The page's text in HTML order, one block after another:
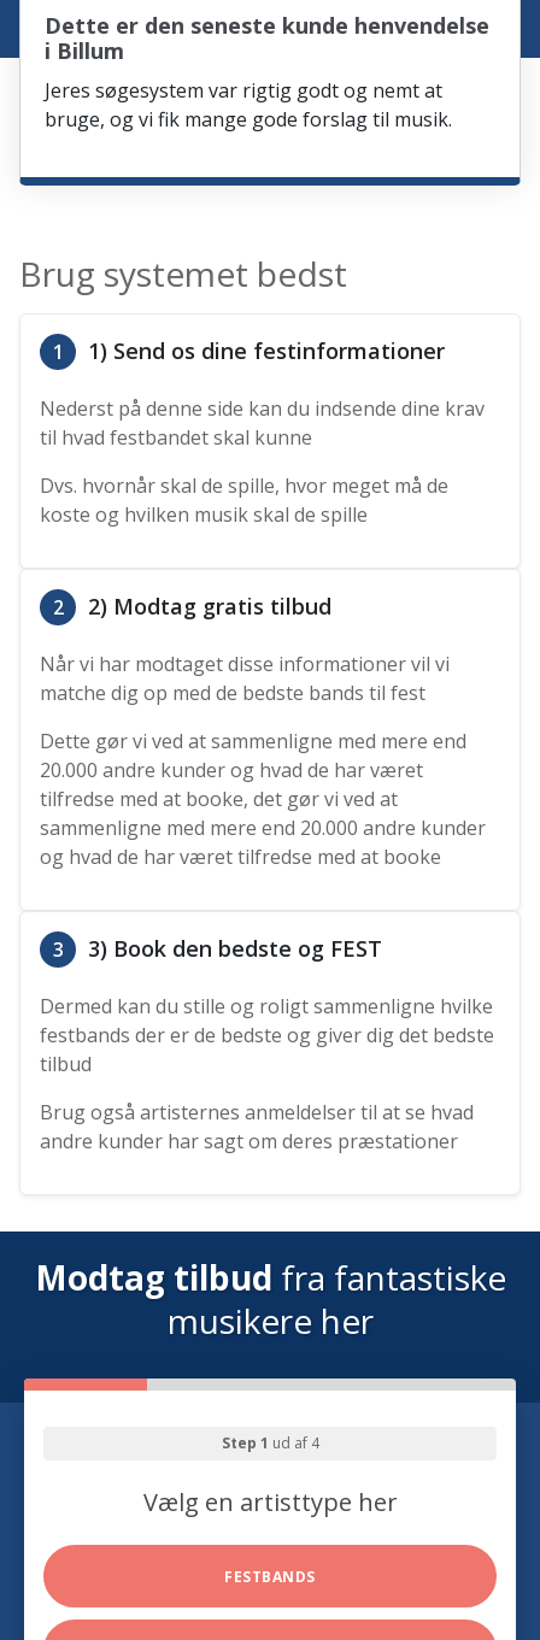
Dette er den seneste kunde henvendelse
i Billum
Jeres søgesystem var rigtig godt og nemt at
bruge, og vi fik mange gode forslag til musik.
Brug systemet bedst
1 1) Send os dine festinformationer
Nederst på denne side kan du indsende dine krav
til hvad festbandet skal kunne
Dvs. hvornår skal de spille, hvor meget må de
koste og hvilken musik skal de spille
2 2) Modtag gratis tilbud
Når vi har modtaget disse informationer vil vi
matche dig op med de bedste bands til fest
Dette gør vi ved at sammenligne med mere end
20.000 andre kunder og hvad de har været
tilfredse med at booke, det gør vi ved at
sammenligne med mere end 20.000 andre kunder
og hvad de har været tilfredse med at booke
3 3) Book den bedste og FEST
Dermed kan du stille og roligt sammenligne hvilke
festbands der er de bedste og giver dig det bedste
tilbud
Brug også artisternes anmeldelser til at se hvad
andre kunder har sagt om deres præstationer
Modtag tilbud fra fantastiske
musikere her
Step 1 ud af 4
Vælg en artisttype her
FESTBANDS